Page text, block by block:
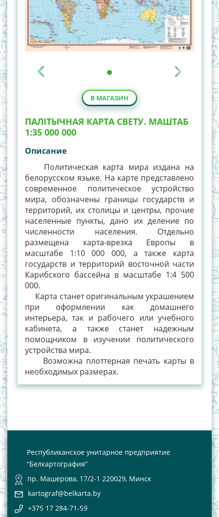
В МАГАЗИН
ПАЛІТЫЧНАЯ КАРТА СВЕТУ. МАШТАБ
1:35 000 000
Описание
Политическая карта мира издана на
белорусском языке. На карте представлено
современное политическое устройство
мира, обозначены границы государств и
территорий, их столицы и центры, прочие
населенные пункты, дано их деление по
численности населения. Отдельно
размещена карта-врезка Европы в
масштабе 1:10 000 000, а также карта
государств и территорий восточной части
Карибского бассейна в масштабе 1:4 500
000.
Карта станет оригинальным украшением
при оформлении как домашнего
интерьера, так и рабочего или учебного
кабинета, а также станет надежным
помощником в изучении политического
устройства мира.
Возможна плоттерная печать карты в
необходимых размерах.
Республиканское унитарное предприятие
“Белкартография”
пр. Машерова, 17/2-1 220029, Минск
kartograf@belkarta.by
+375 17 284-71-59